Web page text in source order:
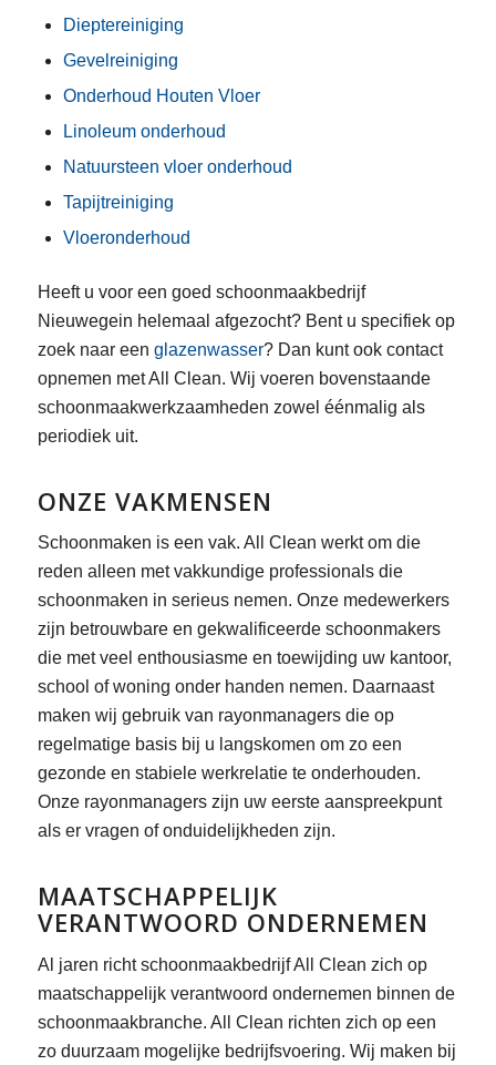
Dieptereiniging
Gevelreiniging
Onderhoud Houten Vloer
Linoleum onderhoud
Natuursteen vloer onderhoud
Tapijtreiniging
Vloeronderhoud
Heeft u voor een goed schoonmaakbedrijf
Nieuwegein helemaal afgezocht? Bent u specifiek op
zoek naar een glazenwasser? Dan kunt ook contact
opnemen met All Clean. Wij voeren bovenstaande
schoonmaakwerkzaamheden zowel éénmalig als
periodiek uit.
ONZE VAKMENSEN
Schoonmaken is een vak. All Clean werkt om die
reden alleen met vakkundige professionals die
schoonmaken in serieus nemen. Onze medewerkers
zijn betrouwbare en gekwalificeerde schoonmakers
die met veel enthousiasme en toewijding uw kantoor,
school of woning onder handen nemen. Daarnaast
maken wij gebruik van rayonmanagers die op
regelmatige basis bij u langskomen om zo een
gezonde en stabiele werkrelatie te onderhouden.
Onze rayonmanagers zijn uw eerste aanspreekpunt
als er vragen of onduidelijkheden zijn.
MAATSCHAPPELIJK
VERANTWOORD ONDERNEMEN
Al jaren richt schoonmaakbedrijf All Clean zich op
maatschappelijk verantwoord ondernemen binnen de
schoonmaakbranche. All Clean richten zich op een
zo duurzaam mogelijke bedrijfsvoering. Wij maken bij